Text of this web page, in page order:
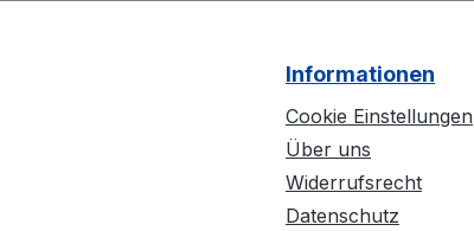
Informationen
Cookie Einstellungen
Über uns
Widerrufsrecht
Datenschutz